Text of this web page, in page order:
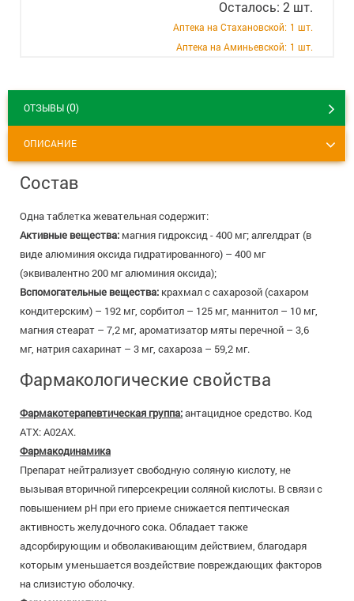
Вакансии
Осталось: 2 шт.
Аптека на Стахановской: 1 шт.
Аптека на Аминьевской: 1 шт.
ОТЗЫВЫ (0)
ОПИСАНИЕ
Состав
Одна таблетка жевательная содержит:
Активные вещества: магния гидроксид - 400 мг; алгелдрат (в
виде алюминия оксида гидратированного) – 400 мг
(эквивалентно 200 мг алюминия оксида);
Вспомогательные вещества: крахмал с сахарозой (сахаром
кондитерским) – 192 мг, сорбитол – 125 мг, маннитол – 10 мг,
магния стеарат – 7,2 мг, ароматизатор мяты перечной – 3,6
мг, натрия сахаринат – 3 мг, сахароза – 59,2 мг.
Фармакологические свойства
Фармакотерапевтическая группа:антацидное средство. Код
АТХ: А02АХ.
Фармакодинамика
Препарат нейтрализует свободную соляную кислоту, не
вызывая вторичной гиперсекреции соляной кислоты. В связи с
повышением рН при его приеме снижается пептическая
активность желудочного сока. Обладает также
адсорбирующим и обволакивающим действием, благодаря
которым уменьшается воздействие повреждающих факторов
на слизистую оболочку.